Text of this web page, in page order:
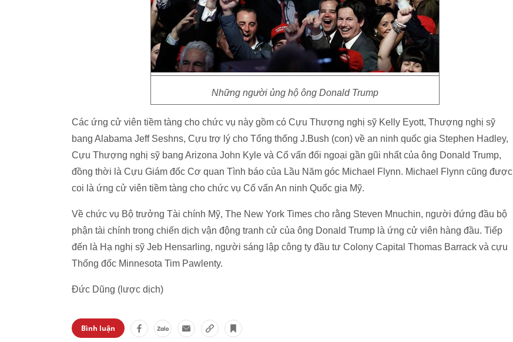
Những người ủng hộ ông Donald Trump
Các ứng cử viên tiềm tàng cho chức vụ này gồm có Cựu Thượng nghị sỹ Kelly Eyott, Thượng nghị sỹ
bang Alabama Jeff Seshns, Cựu trợ lý cho Tổng thống J.Bush (con) về an ninh quốc gia Stephen Hadley,
Cựu Thượng nghị sỹ bang Arizona John Kyle và Cố vấn đối ngoại gần gũi nhất của ông Donald Trump,
đồng thời là Cựu Giám đốc Cơ quan Tình báo của Lầu Năm góc Michael Flynn. Michael Flynn cũng được
coi là ứng cử viên tiềm tàng cho chức vụ Cố vấn An ninh Quốc gia Mỹ.
Về chức vụ Bộ trưởng Tài chính Mỹ, The New York Times cho rằng Steven Mnuchin, người đứng đầu bộ
phận tài chính trong chiến dịch vận động tranh cử của ông Donald Trump là ứng cử viên hàng đầu. Tiếp
đến là Hạ nghị sỹ Jeb Hensarling, người sáng lập công ty đầu tư Colony Capital Thomas Barrack và cựu
Thống đốc Minnesota Tim Pawlenty.
Đức Dũng (lược dịch)
Bình luận